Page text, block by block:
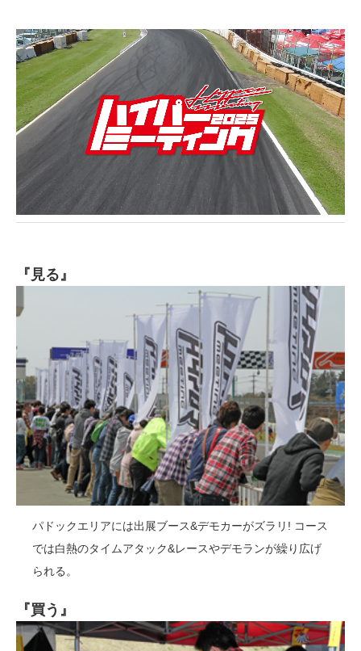
『見る』
パドックエリアには出展ブース&デモカーがズラリ! コース
では白熱のタイムアタック&レースやデモランが繰り広げ
られる。
『買う』